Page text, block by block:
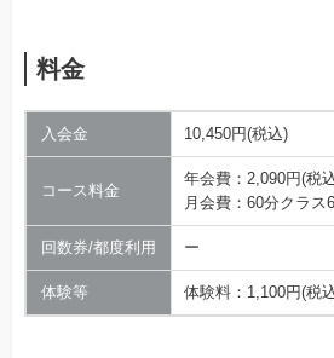
料金
入会金 10,450円(税込)
コース料金
年会費：2,090円(税
月会費：60分クラス
回数券/都度利用 ー
体験等 体験料：1,100円(税